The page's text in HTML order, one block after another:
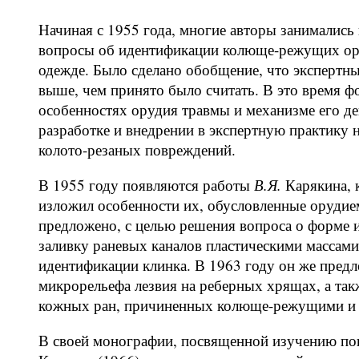
Начиная с 1955 года, многие авторы
вопросы об идентификации колюще-режущих
одежде. Было сделано обобщение, что
выше, чем принято было считать. В это время
особенностях орудия травмы и механизме его
разработке и внедрении в экспертную
колото-резаных повреждений.
В 1955 году появляются работы В.Я. Карякина,
изложил особенности их, обусловленные
предложено, с целью решения вопроса о форме
заливку раневых каналов пластическими
идентификации клинка. В 1963 году он же
микрорельефа лезвия на реберных хрящах, а
кожных ран, причиненных колюще-режущими
В своей монографии, посвященной изучению